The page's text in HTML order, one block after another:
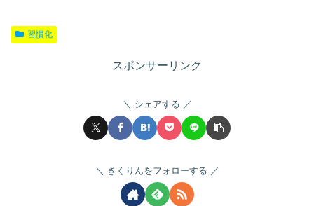
習慣化
スポンサーリンク
シェアする
きくりんをフォローする